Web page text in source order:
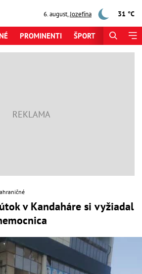
6. august,Jozefína 31 °C
PROMINENTI ŠPORT
v Kandaháre si vyžiadal